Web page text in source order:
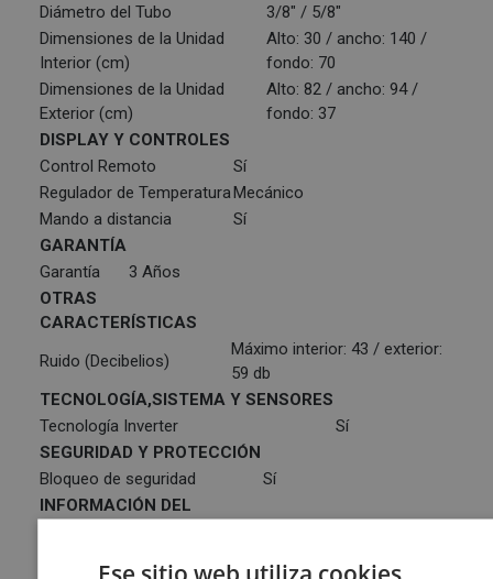
Diámetro del Tubo
3/8" / 5/8"
Dimensiones de la Unidad
Interior (cm)
Alto: 30 / ancho: 140 /
fondo: 70
Dimensiones de la Unidad
Exterior (cm)
Alto: 82 / ancho: 94 /
fondo: 37
DISPLAY Y CONTROLES
Control Remoto
Sí
Regulador de TemperaturaMecánico
Mando a distancia
Sí
GARANTÍA
Garantía
3 Años
OTRAS
CARACTERÍSTICAS
Ruido (Decibelios)
Máximo interior: 43 / exterior:
59 db
TECNOLOGÍA,SISTEMA Y SENSORES
Tecnología Inverter
Sí
SEGURIDAD Y PROTECCIÓN
Bloqueo de seguridad
Sí
INFORMACIÓN DEL